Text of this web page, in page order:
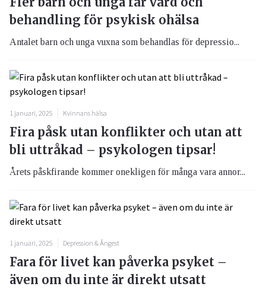
behandling för psykisk ohälsa
Antalet barn och unga vuxna som behandlas för depressio...
1 januari, 2025 Kvinnans hälsa
Fira påsk utan konflikter och utan att
bli uttråkad – psykologen tipsar!
Årets påskfirande kommer onekligen för många vara annor...
1 januari, 2025 Depression & Ångest
Fara för livet kan påverka psyket –
även om du inte är direkt utsatt